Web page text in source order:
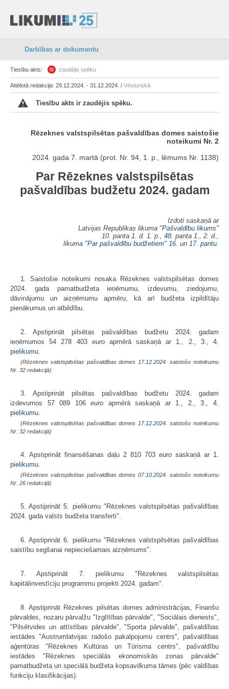
Darbības ar dokumentu
Tiesību akts: zaudējis spēku
Attēlotā redakcija: 29.12.2024. - 31.12.2024. / Vēsturiskā
Tiesību akts ir zaudējis spēku.
Rēzeknes valstspilsētas pašvaldības domes saistošie
noteikumi Nr. 2
2024. gada 7. martā (prot. Nr. 94, 1. p., lēmums Nr. 1138)
Par Rēzeknes valstspilsētas
pašvaldības budžetu 2024. gadam
Izdoti saskaņā ar
Latvijas Republikas likuma "Pašvaldību likums"
10. panta 1. d. 1. p., 48. panta 1., 2. d.,
likuma "Par pašvaldību budžetiem" 16. un 17. pantu
1. Saistošie noteikumi nosaka Rēzeknes valstspilsētas domes
2024. gada pamatbudžeta ieņēmumu, izdevumu, ziedojumu,
dāvinājumu un aizņēmumu apmēru, kā arī budžeta izpildītāju
pienākumus un atbildību.
2. Apstiprināt pilsētas pašvaldības budžetu 2024. gadam
ieņēmumos 54 278 403 euroapmērā saskaņā ar 1. 2. 3. ,4.
pielikumu
(Rēzeknes valstspilsētas pašvaldības domes 17.12.2024.
saistošo noteikumu
Nr. 32 redakcijā)
3. Apstiprināt pilsētas pašvaldības budžetu 2024. gadam
izdevumos 57 089 106euro apmērā saskaņā ar 1. 2. ,3. ,4.
pielikumu
(Rēzeknes valstspilsētas pašvaldības domes 17.12.2024.
saistošo noteikumu
Nr. 32 redakcijā)
4. Apstiprināt finansēšanas daļu 2 810 703 euro saskaņā ar 1.
pielikumu
(Rēzeknes valstspilsētas pašvaldības domes07.10.2024.
saistošo noteikumu
Nr. 26 redakcijā)
5. Apstiprināt5.
pielikumu "Rēzeknes valstspilsētas pašvaldības
2024. gada valsts budžeta transferti".
6. Apstiprināt6.
pielikumu "Rēzeknes valstspilsētas pašvaldības
saistību segšanai nepieciešamais aizņēmums".
7. Apstiprināt 7.
pielikumu "Rēzeknes valstspilsētas
kapitālinvestīciju programmu projekti 2024. gadam".
8. Apstiprināt Rēzeknes pilsētas domes administrācijas, Finanšu
pārvaldes, nozaru pārvalžu "Izglītības pārvalde", "Sociālais dienests",
"Pilsētvides un attīstības pārvalde", "Sporta pārvalde", pašvaldības
iestādes "Austrumlatvijas radošo pakalpojumu centrs", pašvaldības
aģentūras "Rēzeknes Kultūras un Tūrisma centrs", pašvaldību
iestādes "Rēzeknes speciālās ekonomiskās zonas pārvalde"
pamatbudžeta un speciālā budžeta kopsavilkuma tāmes (pēc valdības
funkciju klasifikācijas).